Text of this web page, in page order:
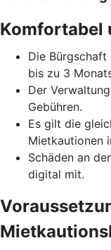
Komfortabel
Die
bis zu 3
Der
Gebühren.
Es gilt die
Mietkautionen
Schäden an
digital mit.